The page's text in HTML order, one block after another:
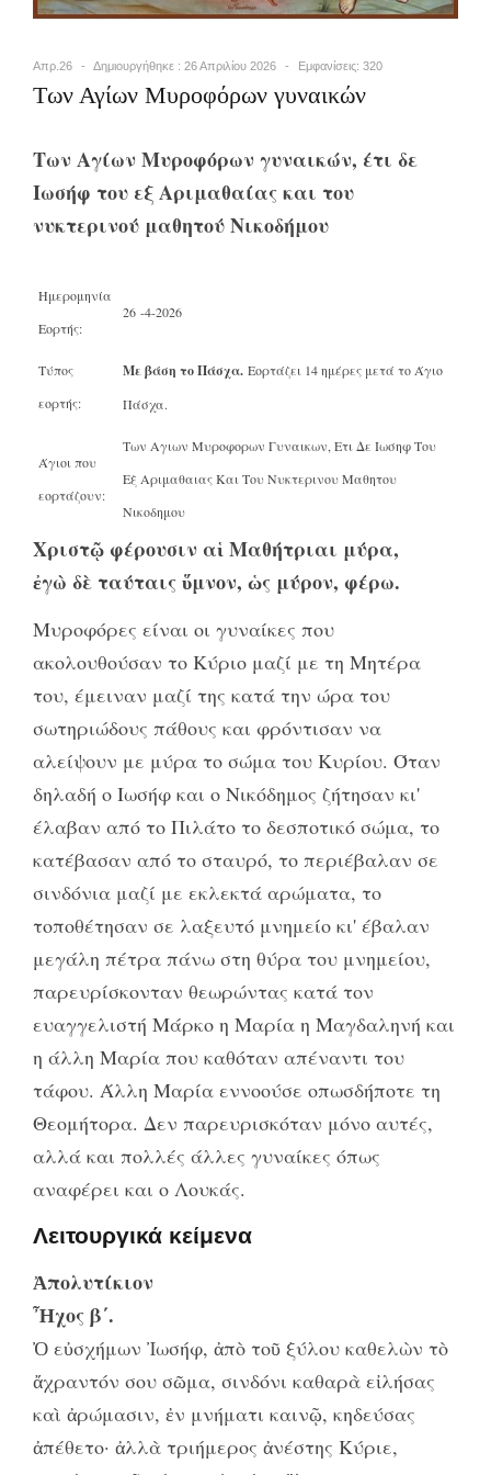
Απρ.26 Δημιουργήθηκε : 26 Απριλίου 2026 Εμφανίσεις: 320
Των Αγίων Μυροφόρων γυναικών
Των Αγίων Μυροφόρων γυναικών, έτι δε
Ιωσήφ του εξ Αριμαθαίας και του
νυκτερινού μαθητού Νικοδήμου
Ημερομηνία
Εορτής:
26 -4-2026
Τύπος
εορτής:
Με βάση το Πάσχα.Εορτάζει 14 ημέρες μετά το Άγιο
Πάσχα.
Άγιοι που
εορτάζουν:
Των Αγιων Μυροφορων Γυναικων, Ετι Δε Ιωσηφ Του
Εξ Αριμαθαιας Και Του Νυκτερινου Μαθητου
Νικοδημου
Χριστῷ φέρουσιν αἱ Μαθήτριαι μύρα,
ἐγὼ δὲ ταύταις ὕμνον, ὡς μύρον, φέρω.
Μυροφόρες είναι οι γυναίκες που
ακολουθούσαν το Κύριο μαζί με τη Μητέρα
του, έμειναν μαζί της κατά την ώρα του
σωτηριώδους πάθους και φρόντισαν να
αλείψουν με μύρα το σώμα του Κυρίου. Όταν
δηλαδή ο Ιωσήφ και ο Νικόδημος ζήτησαν κι'
έλαβαν από το Πιλάτο το δεσποτικό σώμα, το
κατέβασαν από το σταυρό, το περιέβαλαν σε
σινδόνια μαζί με εκλεκτά αρώματα, το
τοποθέτησαν σε λαξευτό μνημείο κι' έβαλαν
μεγάλη πέτρα πάνω στη θύρα του μνημείου,
παρευρίσκονταν θεωρώντας κατά τον
ευαγγελιστή Μάρκο η Μαρία η Μαγδαληνή και
η άλλη Μαρία που καθόταν απέναντι του
τάφου. Άλλη Μαρία εννοούσε οπωσδήποτε τη
Θεομήτορα. Δεν παρευρισκόταν μόνο αυτές,
αλλά και πολλές άλλες γυναίκες όπως
αναφέρει και ο Λουκάς.
Λειτουργικά κείμενα
Ἀπολυτίκιον
Ἦχος β΄.
Ὀ εὐσχήμων Ἰωσήφ, ἀπὸ τοῦ ξύλου καθελὼν τὸ
ἄχραντόν σου σῶμα, σινδόνι καθαρὰ εἰλήσας
καὶ ἀρώμασιν, ἐν μνήματι καινῷ, κηδεύσας
ἀπέθετο· ἀλλὰ τριήμερος ἀνέστης Κύριε,